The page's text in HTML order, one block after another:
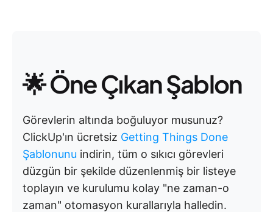
🌟 Öne Çıkan Şablon
Görevlerin altında boğuluyor musunuz?
ClickUp'ın ücretsiz Getting Things Done
Şablonunu indirin, tüm o sıkıcı görevleri
düzgün bir şekilde düzenlenmiş bir listeye
toplayın ve kurulumu kolay "ne zaman-o
zaman" otomasyon kurallarıyla halledin.